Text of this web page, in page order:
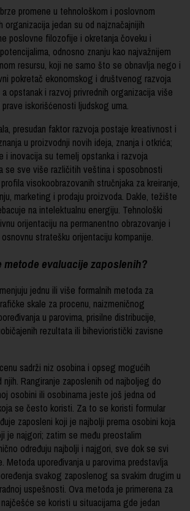
promene u tehnološkom i poslovnom
organizacija jedan su od najznačajnijih
poslovne filozofije i okretanja čoveku i
odnosno znanju kao najvažnijem
resursu, koji ne samo što se obnavlja nego i
pokretač ekonomskog i društvenog razvoja
opstanak i razvoj privrednih organizacija više
iskorišćenosti ljudskog uma.
presudan faktor razvoja postaje kreativnost i
u proizvodnji novih ideja, znanja i otkrića;
i inovacija su temelj opstanka i razvoja
se sve više različitih veština i sposobnosti
visokoobrazovanih stručnjaka za kreiranje,
marketing i prodaju proizvoda. Dakle, težište
na intelektualnu energiju. Tehnološki
orijentaciju na permanentno obrazovanje i
stratešku orijentaciju kompanije.
evaluacije zaposlenih?
jednu ili više formalnih metoda za
skale za procenu, naizmeničnog
u parovima, prisilne distribucije,
rezultata ili bihevioristički zavisne
sadrži niz osobina i opseg mogućih
Rangiranje zaposlenih od najboljeg do
osobini ili osobinama jeste još jedna od
se često koristi. Za to se koristi formular
zaposleni koji je najbolji prema osobini koja
je najgori; zatim se među preostalim
određuju najbolji i najgori, sve dok se svi
Metoda upoređivanja u parovima predstavlja
svakog zaposlenog sa svakim drugim u
uspešnosti. Ova metoda je primerena za
se koristi u situacijama gde jedan